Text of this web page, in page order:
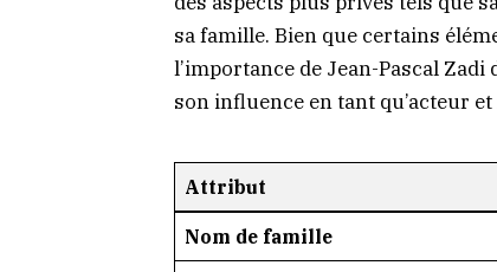
sa famille. Bien que certains
l’importance de Jean-Pascal
son influence en tant qu’acteur
Attribut
Nom de famille